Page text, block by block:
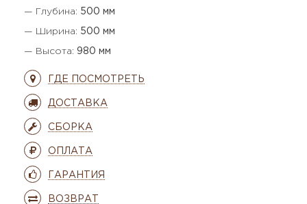
— Глубина: 500 мм
— Ширина: 500 мм
— Высота: 980 мм
ГДЕ ПОСМОТРЕТЬ
ДОСТАВКА
СБОРКА
ОПЛАТА
ГАРАНТИЯ
ВОЗВРАТ